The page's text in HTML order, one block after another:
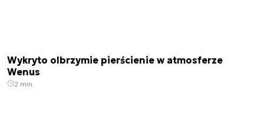
Wykryto olbrzymie pierścienie w atmosferze
Wenus
2 min.